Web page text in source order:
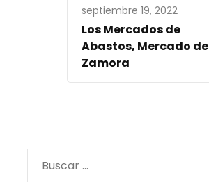
septiembre 19, 2022
Los Mercados de
Abastos, Mercado de
Zamora
Buscar: